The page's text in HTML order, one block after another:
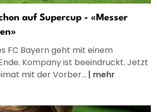
auf Supercup - «Messer
FC Bayern geht mit einem
Kompany ist beeindruckt. Jetzt
mit der Vorber... | mehr